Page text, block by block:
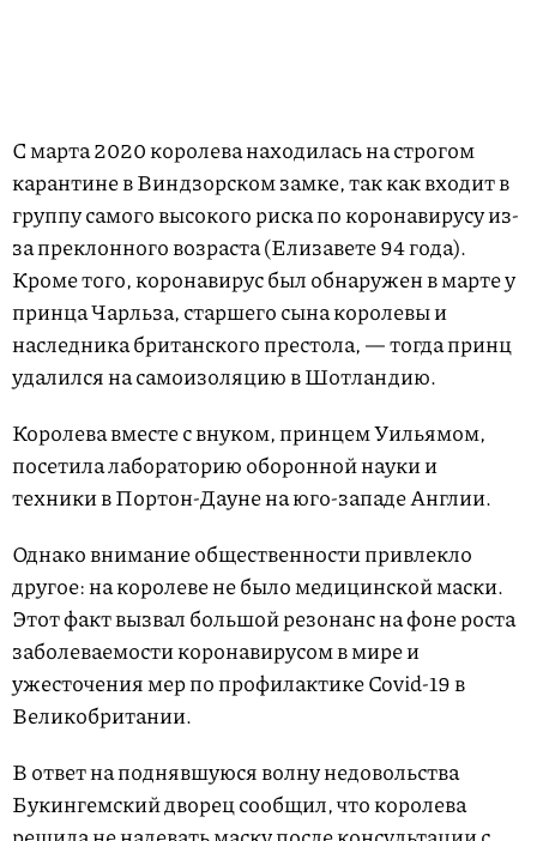
С марта 2020 королева находилась на строгом
карантине в Виндзорском замке, так как входит в
группу самого высокого риска по коронавирусу из-
за преклонного возраста (Елизавете 94 года).
Кроме того, коронавирус был обнаружен в марте у
принца Чарльза, старшего сына королевы и
наследника британского престола, — тогда принц
удалился на самоизоляцию в Шотландию.
Королева вместе с внуком, принцем Уильямом,
посетила лабораторию оборонной науки и
техники в Портон-Дауне на юго-западе Англии.
Однако внимание общественности привлекло
другое: на королеве не было медицинской маски.
Этот факт вызвал большой резонанс на фоне роста
заболеваемости коронавирусом в мире и
ужесточения мер по профилактике Covid-19 в
Великобритании.
В ответ на поднявшуюся волну недовольства
Букингемский дворец сообщил, что королева